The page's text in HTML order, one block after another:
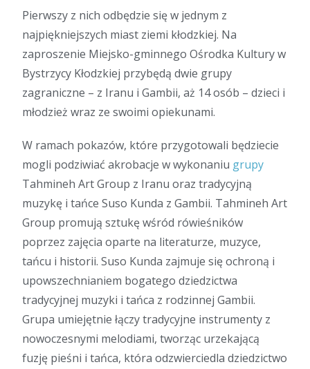
Pierwszy z nich odbędzie się w jednym z
najpiękniejszych miast ziemi kłodzkiej. Na
zaproszenie Miejsko-gminnego Ośrodka Kultury w
Bystrzycy Kłodzkiej przybędą dwie grupy
zagraniczne – z Iranu i Gambii, aż 14 osób – dzieci i
młodzież wraz ze swoimi opiekunami.
W ramach pokazów, które przygotowali będziecie
mogli podziwiać akrobacje w wykonaniu grupy
Tahmineh Art Group z Iranu oraz tradycyjną
muzykę i tańce Suso Kunda z Gambii. Tahmineh Art
Group promują sztukę wśród rówieśników
poprzez zajęcia oparte na literaturze, muzyce,
tańcu i historii. Suso Kunda zajmuje się ochroną i
upowszechnianiem bogatego dziedzictwa
tradycyjnej muzyki i tańca z rodzinnej Gambii.
Grupa umiejętnie łączy tradycyjne instrumenty z
nowoczesnymi melodiami, tworząc urzekającą
fuzję pieśni i tańca, która odzwierciedla dziedzictwo